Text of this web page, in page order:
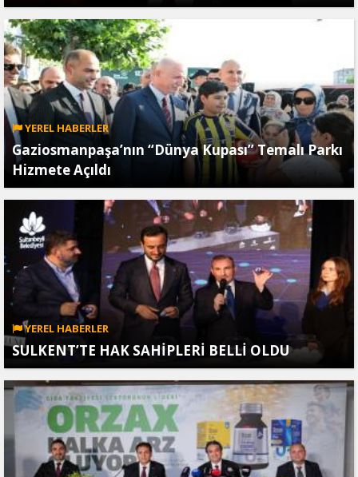
YEREL HABERLER
Gaziosmanpaşa’nın “Dünya Kupası” Temalı Parkı
Hizmete Açıldı
YEREL HABERLER
SULKENT’TE HAK SAHİPLERİ BELLİ OLDU